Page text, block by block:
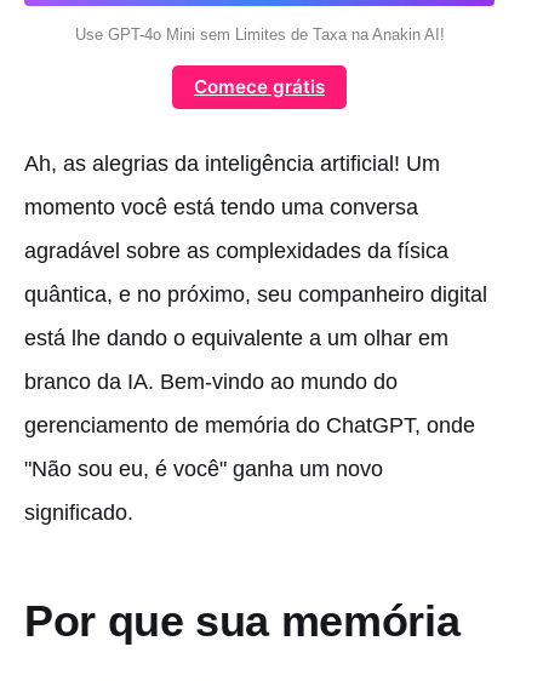
Use GPT-4o Mini sem Limites de Taxa na Anakin AI!
Comece grátis
Ah, as alegrias da inteligência artificial! Um
momento você está tendo uma conversa
agradável sobre as complexidades da física
quântica, e no próximo, seu companheiro digital
está lhe dando o equivalente a um olhar em
branco da IA. Bem-vindo ao mundo do
gerenciamento de memória do ChatGPT, onde
"Não sou eu, é você" ganha um novo
significado.
Por que sua memória